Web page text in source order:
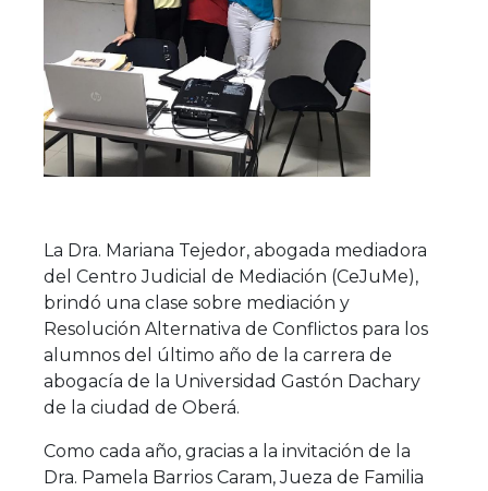
La Dra. Mariana Tejedor, abogada mediadora
del Centro Judicial de Mediación (CeJuMe),
brindó una clase sobre mediación y
Resolución Alternativa de Conflictos para los
alumnos del último año de la carrera de
abogacía de la Universidad Gastón Dachary
de la ciudad de Oberá.
Como cada año, gracias a la invitación de la
Dra. Pamela Barrios Caram, Jueza de Familia